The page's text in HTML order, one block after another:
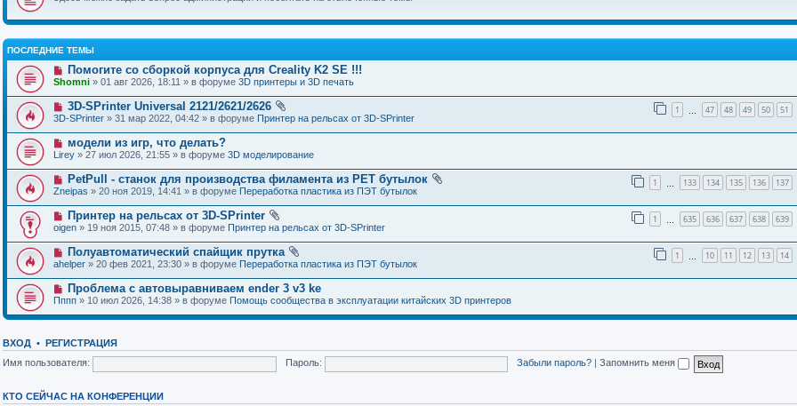
ПОСЛЕДНИЕ ТЕМЫ
Помогите со сборкой корпуса для Creality K2 SE !!!
Shomni » 01 авг 2026, 18:11 » в форуме 3D принтеры и 3D печать
3D-SPrinter Universal 2121/2621/2626 1 47 48 49 50 51
3D-SPrinter » 31 мар 2022, 04:42 » в форуме Принтер на рельсах от 3D-SPrinter
модели из игр, что делать?
Lirey » 27 июл 2026, 21:55 » в форуме 3D моделирование
PetPull - cтанок для производства филамента из PET бутылок 1 133 134 135 136 137
Zneipas » 20 ноя 2019, 14:41 » в форуме Переработка пластика из ПЭТ бутылок
Принтер на рельсах от 3D-SPrinter 1 635 636 637 638 639
oigen » 19 ноя 2015, 07:48 » в форуме Принтер на рельсах от 3D-SPrinter
Полуавтоматический спайщик прутка 1 10 11 12 13 14
ahelper » 20 фев 2021, 23:30 » в форуме Переработка пластика из ПЭТ бутылок
Проблема с автовыравниваем ender 3 v3 ke
Пппп » 10 июл 2026, 14:38 » в форуме Помощь сообщества в эксплуатации китайских 3D принтеров
ВХОД • РЕГИСТРАЦИЯ
Имя пользователя:
Пароль: Забыли пароль? Запомнить меня
КТО СЕЙЧАС НА КОНФЕРЕНЦИИ